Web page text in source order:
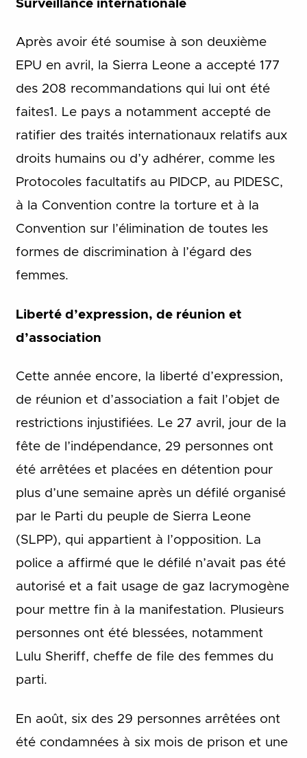
Surveillance internationale
Après avoir été soumise à son deuxième
EPU en avril, la Sierra Leone a accepté 177
des 208 recommandations qui lui ont été
faites1. Le pays a notamment accepté de
ratifier des traités internationaux relatifs aux
droits humains ou d’y adhérer, comme les
Protocoles facultatifs au PIDCP, au PIDESC,
à la Convention contre la torture et à la
Convention sur l’élimination de toutes les
formes de discrimination à l’égard des
femmes.
Liberté d’expression, de réunion et
d’association
Cette année encore, la liberté d’expression,
de réunion et d’association a fait l’objet de
restrictions injustifiées. Le 27 avril, jour de la
fête de l’indépendance, 29 personnes ont
été arrêtées et placées en détention pour
plus d’une semaine après un défilé organisé
par le Parti du peuple de Sierra Leone
(SLPP), qui appartient à l’opposition. La
police a affirmé que le défilé n’avait pas été
autorisé et a fait usage de gaz lacrymogène
pour mettre fin à la manifestation. Plusieurs
personnes ont été blessées, notamment
Lulu Sheriff, cheffe de file des femmes du
parti.
En août, six des 29 personnes arrêtées ont
été condamnées à six mois de prison et une